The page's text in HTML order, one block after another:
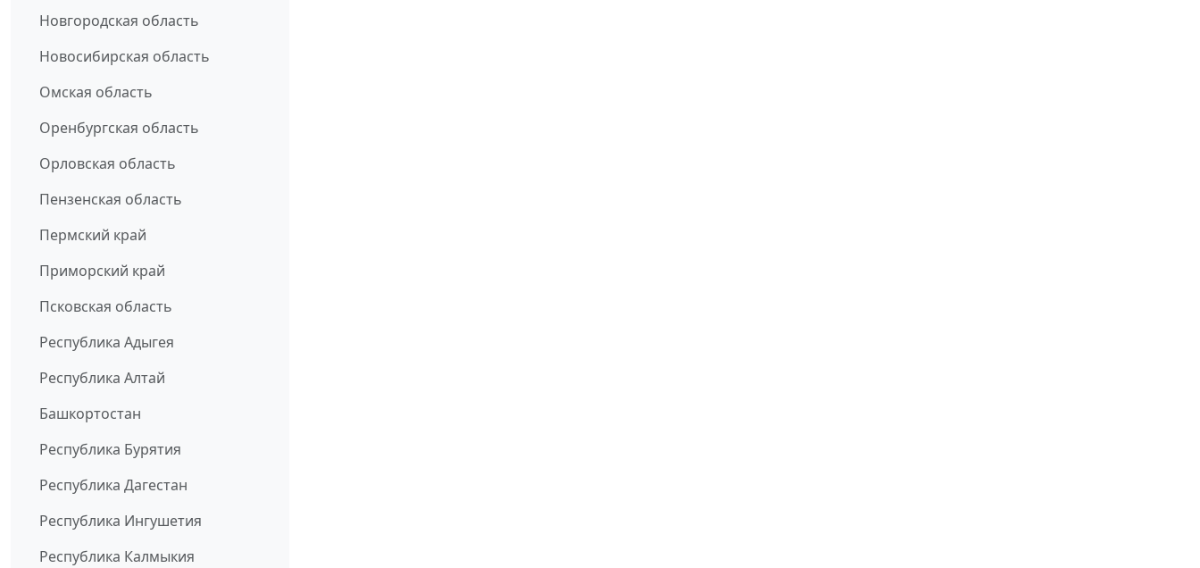
Новгородская область
Новосибирская область
Омская область
Оренбургская область
Орловская область
Пензенская область
Пермский край
Приморский край
Псковская область
Республика Адыгея
Республика Алтай
Башкортостан
Республика Бурятия
Республика Дагестан
Республика Ингушетия
Республика Калмыкия